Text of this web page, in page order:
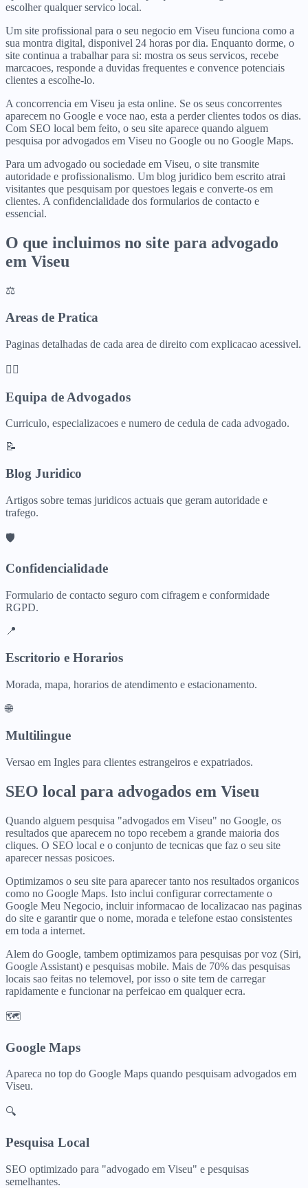
escolher qualquer servico local.
Um site profissional para o seu negocio em Viseu funciona como a
sua montra digital, disponivel 24 horas por dia. Enquanto dorme, o
site continua a trabalhar para si: mostra os seus servicos, recebe
marcacoes, responde a duvidas frequentes e convence potenciais
clientes a escolhe-lo.
A concorrencia em Viseu ja esta online. Se os seus concorrentes
aparecem no Google e voce nao, esta a perder clientes todos os dias.
Com SEO local bem feito, o seu site aparece quando alguem
pesquisa por advogados em Viseu no Google ou no Google Maps.
Para um advogado ou sociedade em Viseu, o site transmite
autoridade e profissionalismo. Um blog juridico bem escrito atrai
visitantes que pesquisam por questoes legais e converte-os em
clientes. A confidencialidade dos formularios de contacto e
essencial.
O que incluimos no site para advogado
em Viseu
⚖️
Areas de Pratica
Paginas detalhadas de cada area de direito com explicacao acessivel.
👨‍⚖️
Equipa de Advogados
Curriculo, especializacoes e numero de cedula de cada advogado.
📝
Blog Juridico
Artigos sobre temas juridicos actuais que geram autoridade e
trafego.
🛡️
Confidencialidade
Formulario de contacto seguro com cifragem e conformidade
RGPD.
📍
Escritorio e Horarios
Morada, mapa, horarios de atendimento e estacionamento.
🌐
Multilingue
Versao em Ingles para clientes estrangeiros e expatriados.
SEO local para advogados em Viseu
Quando alguem pesquisa "advogados em Viseu" no Google, os
resultados que aparecem no topo recebem a grande maioria dos
cliques. O SEO local e o conjunto de tecnicas que faz o seu site
aparecer nessas posicoes.
Optimizamos o seu site para aparecer tanto nos resultados organicos
como no Google Maps. Isto inclui configurar correctamente o
Google Meu Negocio, incluir informacao de localizacao nas paginas
do site e garantir que o nome, morada e telefone estao consistentes
em toda a internet.
Alem do Google, tambem optimizamos para pesquisas por voz (Siri,
Google Assistant) e pesquisas mobile. Mais de 70% das pesquisas
locais sao feitas no telemovel, por isso o site tem de carregar
rapidamente e funcionar na perfeicao em qualquer ecra.
🗺️
Google Maps
Apareca no top do Google Maps quando pesquisam advogados em
Viseu.
🔍
Pesquisa Local
SEO optimizado para "advogado em Viseu" e pesquisas
semelhantes.